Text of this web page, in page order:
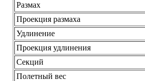
Размах
Проекция размаха
Удлинение
Проекция удлинения
Секций
Полетный вес